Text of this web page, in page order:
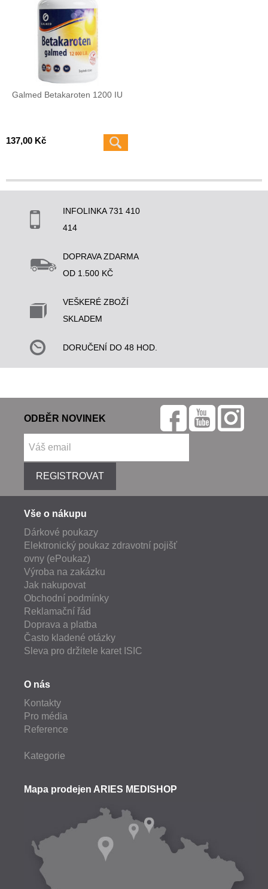
Galmed Betakaroten 1200 IU
137,00 Kč
INFOLINKA 731 410
414
DOPRAVA ZDARMA
OD 1.500 KČ
VEŠKERÉ ZBOŽÍ
SKLADEM
DORUČENÍ DO 48 HOD.
ODBĚR NOVINEK
REGISTROVAT
Vše o nákupu
Dárkové poukazy
Elektronický poukaz zdravotní pojišť
ovny (ePoukaz)
Výroba na zakázku
Jak nakupovat
Obchodní podmínky
Reklamační řád
Doprava a platba
Často kladené otázky
Sleva pro držitele karet ISIC
O nás
Kontakty
Pro média
Reference
Kategorie
Mapa prodejen ARIES MEDISHOP